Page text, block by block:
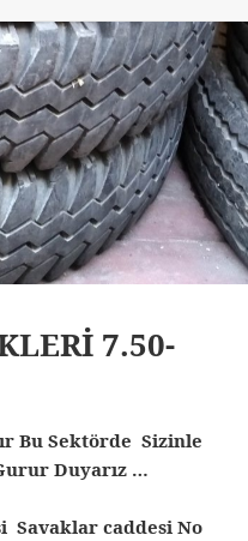
7.50-
Bu Sektörde Sizinle
Duyarız …
Savaklar caddesi No